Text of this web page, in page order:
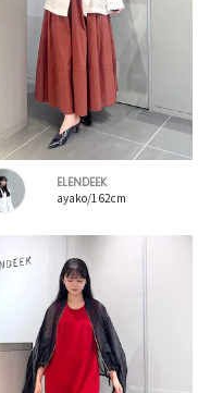
ELENDEEK
ayako/162cm